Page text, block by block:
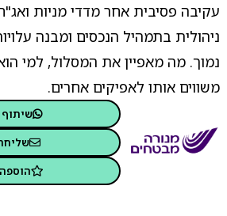
עקיבה פסיבית אחר מדדי מניות
ניהולית בתמהיל הנכסים ומבנה
נמוך. מה מאפיין את המסלול, למי
משווים אותו לאפיקים אחרים.
שיתוף